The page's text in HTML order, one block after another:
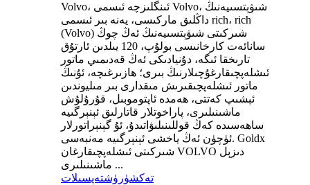
Volvo، ئىنگلىزچە ئىسمى Volvo، شىۋېتسىيەنىڭ
داڭلىق ماركىسى، يەنە بىر ئىسمى rich، rich
(Volvo) شىركىتى شىۋېتسىيەنىڭ ئەڭ چوڭ
سانائەت كارخانىسى بولۇپ، 120 يىلدىن ئارتۇق
تارىخقا ئىگە، دۇنيادىكى ئەڭ قەدىمىي ماتور
ئىشلەپچىقارغۇچىلارنىڭ بىرى؛ ھازىرغىچە، ئۇنىڭ
ماتور ئىشلەپچىقىرىش مىقدارى بىر مىليوندىن
ئېشىپ كەتتى، ھەمدە ئاپتوموبىل، قۇرۇلۇش
ماشىنىلىرى، پاراخوتلار قاتارلىق ئېنېرگىيە
ساھەسىدە كەڭ قوللىنىلىۋاتىدۇ، ئۇ گېنېراتورلار
ئۈچۈن ئەڭ ياخشى ئېنېرگىيە مەنبەسى. Goldx
شىركىتى ئىشلەپچىقارغان VOLVO دىزېل
ماشىنىلىرى ...
تەكشۈرۈشتەپسىلات